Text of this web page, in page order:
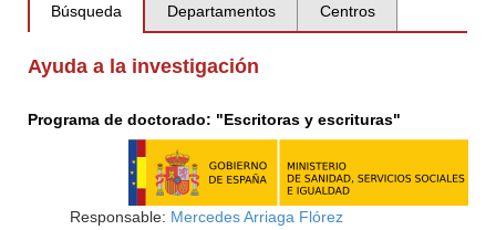
Búsqueda Departamentos Centros
Ayuda a la investigación
Programa de doctorado: "Escritoras y escrituras"
Responsable: Mercedes Arriaga Flórez